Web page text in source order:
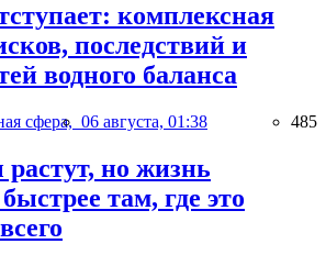
комплексная
последствий и
водного баланса
сфера, 06 августа, 01:38 485
но жизнь
там, где это